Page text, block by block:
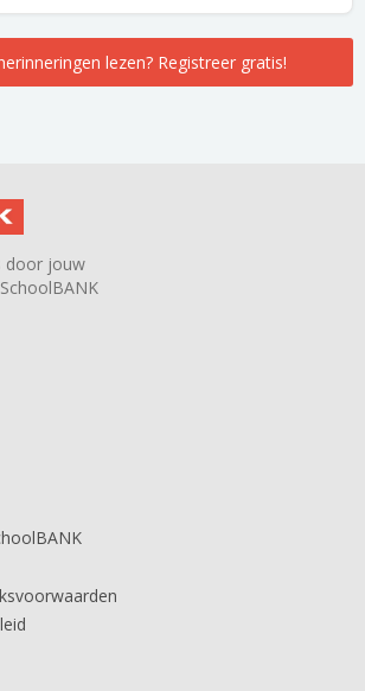
lezen? Registreer gratis!
door jouw